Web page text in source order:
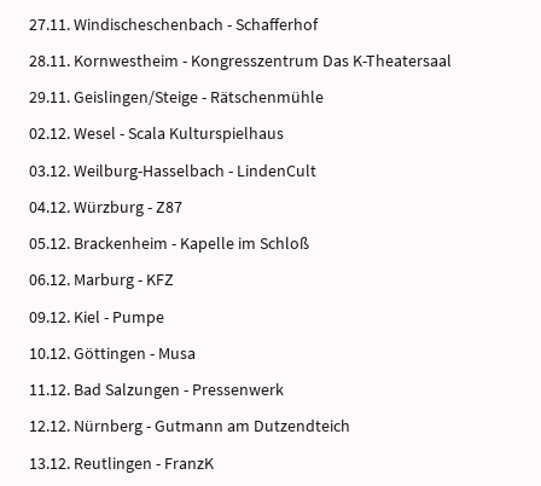
27.11. Windischeschenbach - Schafferhof
28.11. Kornwestheim - Kongresszentrum Das K-Theatersaal
29.11. Geislingen/Steige - Rätschenmühle
02.12. Wesel - Scala Kulturspielhaus
03.12. Weilburg-Hasselbach - LindenCult
04.12. Würzburg - Z87
05.12. Brackenheim - Kapelle im Schloß
06.12. Marburg - KFZ
09.12. Kiel - Pumpe
10.12. Göttingen - Musa
11.12. Bad Salzungen - Pressenwerk
12.12. Nürnberg - Gutmann am Dutzendteich
13.12. Reutlingen - FranzK